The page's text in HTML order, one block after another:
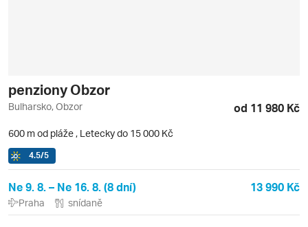
penziony Obzor
Bulharsko, Obzor od 11 980 Kč
600 m od pláže , Letecky do 15 000 Kč
4.5/5
Ne 9. 8. – Ne 16. 8. (8 dní) 13 990 Kč
Praha snídaně